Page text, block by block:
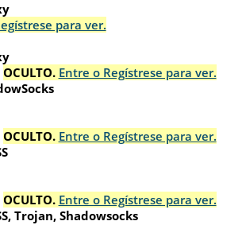
para ver.
OCULTO. Entre o Regístrese para ver.
OCULTO. Entre o Regístrese para ver.
OCULTO. Entre o Regístrese para ver.
Trojan, Shadowsocks